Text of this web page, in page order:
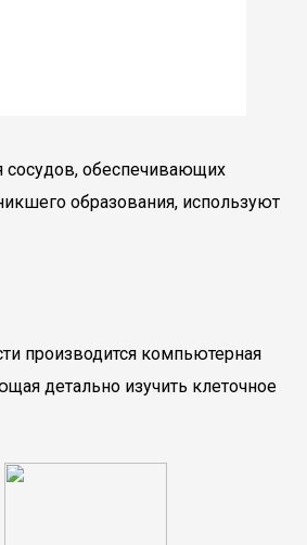
сосудов, обеспечивающих
образования, используют
производится компьютерная
детально изучить клеточное